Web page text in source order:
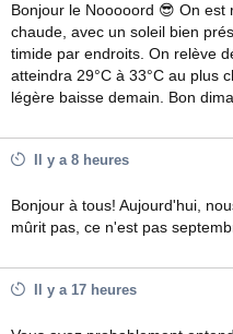
Bonjour le Nooooord 😎 On
chaude, avec un soleil bien
timide par endroits. On relève
atteindra 29°C à 33°C au plus
légère baisse demain. Bon
Il y a 8 heures
Bonjour à tous! Aujourd'hui,
mûrit pas, ce n'est pas
Il y a 17 heures